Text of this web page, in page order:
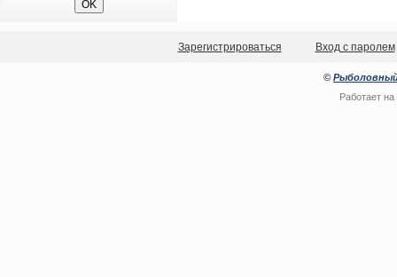
Зарегистрироваться Вход с паролем
© Рыболовный
Работает